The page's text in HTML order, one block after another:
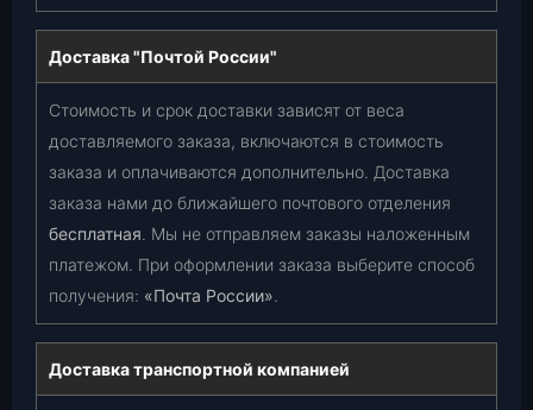
Доставка "Почтой России"
Стоимость и срок доставки зависят от веса
доставляемого заказа, включаются в стоимость
заказа и оплачиваются дополнительно. Доставка
заказа нами до ближайшего почтового отделения
бесплатная. Мы не отправляем заказы наложенным
платежом. При оформлении заказа выберите способ
получения: «Почта России».
Доставка транспортной компанией